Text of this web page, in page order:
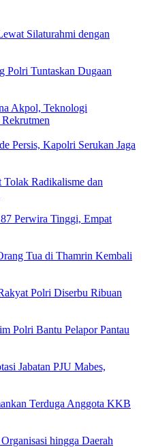
Silaturahmi dengan
Tuntaskan Dugaan
Akpol, Teknologi
Persis, Kapolri Serukan Jaga
Radikalisme dan
Perwira Tinggi, Empat
Tua di Thamrin Kembali
Polri Diserbu Ribuan
Polri Bantu Pelapor Pantau
Jabatan PJU Mabes,
Terduga Anggota KKB
hingga Daerah